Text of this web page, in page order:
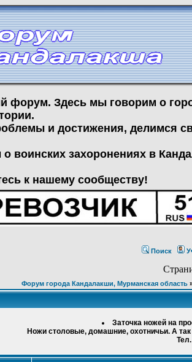
форум. Здесь мы говорим о
и достижения, делимся
о воинских захоронениях в
к нашему сообществу!
Поиск
Форум города Кандалакши, Мурманская область
Заточка ножей на
Ножи столовые, домашние, охотничьи. А